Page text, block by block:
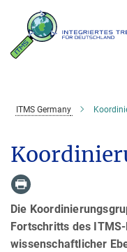
Hauptinhalt
ITMS Germany
Die
Fortschritts des
wissenschaftlicher